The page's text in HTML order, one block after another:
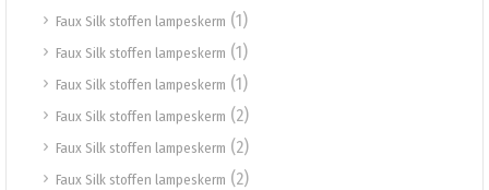
Faux Silk stoffen lampeskerm (1)
Faux Silk stoffen lampeskerm (1)
Faux Silk stoffen lampeskerm (1)
Faux Silk stoffen lampeskerm (2)
Faux Silk stoffen lampeskerm (2)
Faux Silk stoffen lampeskerm (2)